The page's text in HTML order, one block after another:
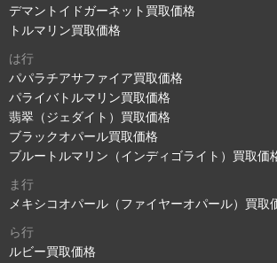
デマントイドガーネット買取価格
トルマリン買取価格
は行
パパラチアサファイア買取価格
パライバトルマリン買取価格
翡翠（ジェダイト）買取価格
ブラックオパール買取価格
ブルートルマリン（インディゴライト）買取価
ま行
メキシコオパール（ファイヤーオパール）買取
ら行
ルビー買取価格